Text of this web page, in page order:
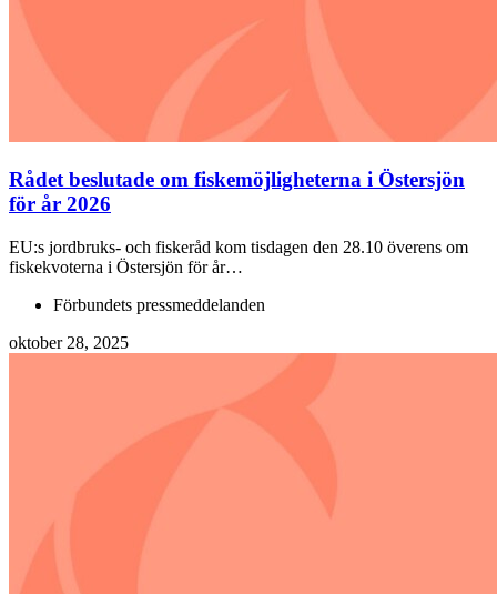
Rådet beslutade om fiskemöjligheterna i Östersjön
för år 2026
EU:s jordbruks- och fiskeråd kom tisdagen den 28.10 överens om
fiskekvoterna i Östersjön för år…
Förbundets pressmeddelanden
oktober 28, 2025